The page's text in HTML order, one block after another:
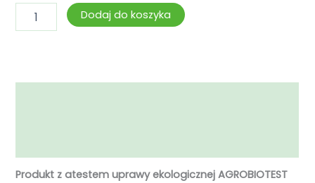
Dodaj do koszyka
Produkt z atestem uprawy ekologicznej AGROBIOTEST